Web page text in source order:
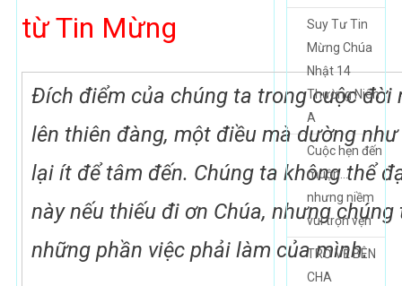
từ Tin Mừng
Đích điểm của chúng ta trong cuộc đời
lên thiên đàng, một điều mà dường
lại ít để tâm đến. Chúng ta không thể
này nếu thiếu đi ơn Chúa, nhưng chúng
những phần việc phải làm của mình.
Suy Tư Tin
Mừng Chúa
Nhật 14
Thường Niên
A
Cuộc hẹn đến
muộn…
nhưng niềm
vui trọn vẹn
TRỞ VỀ BÊN
CHA